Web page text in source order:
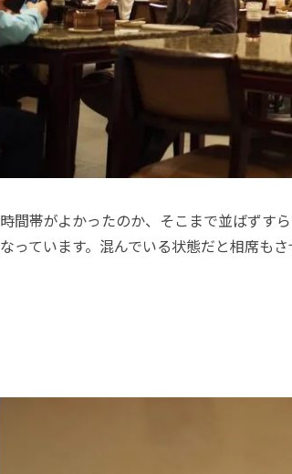
時間帯がよかったのか、そこまで並ばずす
なっています。混んでいる状態だと相席もさ